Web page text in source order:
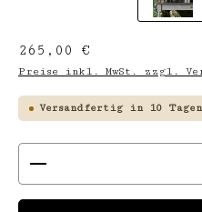
Regulärer Preis:
265,00 €
Preise inkl. MwSt. zzgl.
Versandfertig in 10
Produkt Anzahl: